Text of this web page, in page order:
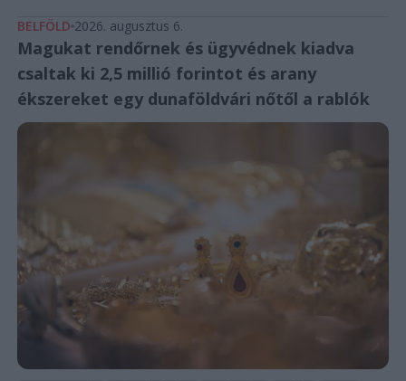
BELFÖLD 2026. augusztus 6.
Magukat rendőrnek és ügyvédnek kiadva
csaltak ki 2,5 millió forintot és arany
ékszereket egy dunaföldvári nőtől a rablók